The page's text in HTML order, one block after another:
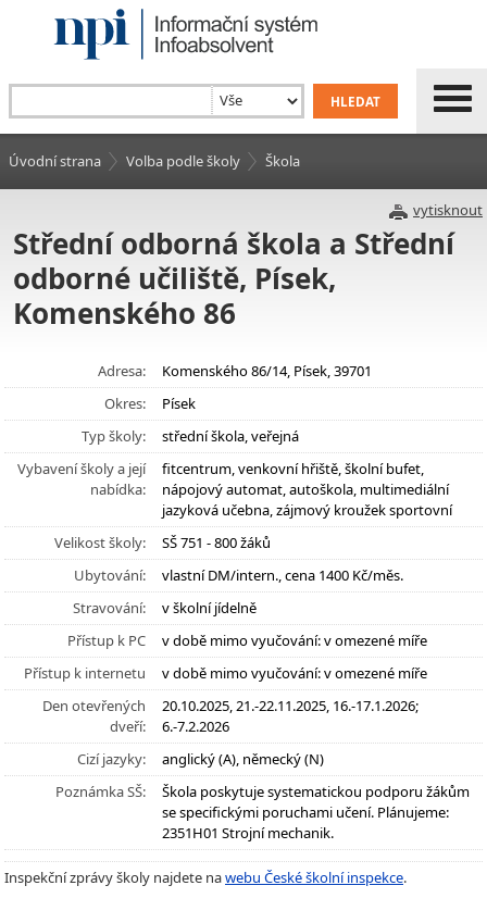
Úvodní strana Volba podle školy Škola
vytisknout
Střední odborná škola a Střední
odborné učiliště, Písek,
Komenského 86
Adresa:
Komenského 86/14, Písek, 39701
Okres:
Písek
Typ školy:
střední škola, veřejná
Vybavení školy a její
nabídka:
fitcentrum, venkovní hřiště, školní bufet,
nápojový automat, autoškola, multimediální
jazyková učebna, zájmový kroužek sportovní
Velikost školy:
SŠ 751 - 800 žáků
Ubytování:
vlastní DM/intern., cena 1400 Kč/měs.
Stravování:
v školní jídelně
Přístup k PC
v době mimo vyučování: v omezené míře
Přístup k internetu
v době mimo vyučování: v omezené míře
Den otevřených
dveří:
20.10.2025, 21.-22.11.2025, 16.-17.1.2026;
6.-7.2.2026
Cizí jazyky:
anglický (A), německý (N)
Poznámka SŠ:
Škola poskytuje systematickou podporu žákům
se specifickými poruchami učení. Plánujeme:
2351H01 Strojní mechanik.
Inspekční zprávy školy najdete nawebu České školní inspekce.